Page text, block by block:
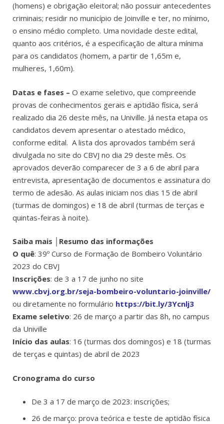
(homens) e obrigação eleitoral; não possuir antecedentes
criminais; residir no município de Joinville e ter, no mínimo,
o ensino médio completo. Uma novidade deste edital,
quanto aos critérios, é a especificação de altura mínima
para os candidatos (homem, a partir de 1,65m e,
mulheres, 1,60m).
Datas e fases – O exame seletivo, que compreende
provas de conhecimentos gerais e aptidão física, será
realizado dia 26 deste mês, na Univille. Já nesta etapa os
candidatos devem apresentar o atestado médico,
conforme edital. A lista dos aprovados também será
divulgada no site do CBVJ no dia 29 deste mês. Os
aprovados deverão comparecer de 3 a 6 de abril para
entrevista, apresentação de documentos e assinatura do
termo de adesão. As aulas iniciam nos dias 15 de abril
(turmas de domingos) e 18 de abril (turmas de terças e
quintas-feiras à noite).
Saiba mais │Resumo das informações
O quê: 39º Curso de Formação de Bombeiro Voluntário
2023 do CBVJ
Inscrições: de 3 a 17 de junho no site
www.cbvj.org.br/seja-bombeiro-voluntario-joinville/
ou diretamente no formulário https://bit.ly/3Ycnlj3
Exame seletivo: 26 de março a partir das 8h, no campus
da Univille
Início das aulas: 16 (turmas dos domingos) e 18 (turmas
de terças e quintas) de abril de 2023
Cronograma do curso
De 3 a 17 de março de 2023: inscrições;
26 de março: prova teórica e teste de aptidão física